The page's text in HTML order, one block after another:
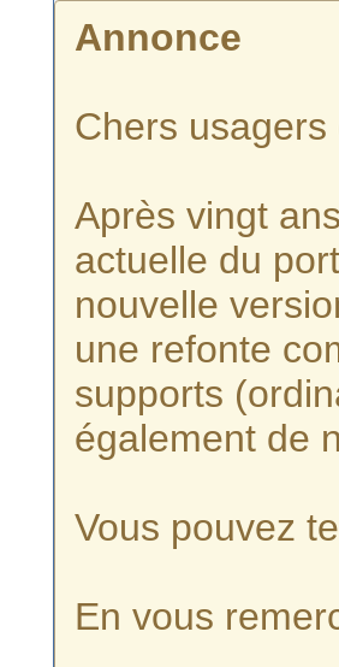
Annonce
Chers
Après vingt
actuelle du
nouvelle
une refonte
supports
également de
Vous pouvez
En vous